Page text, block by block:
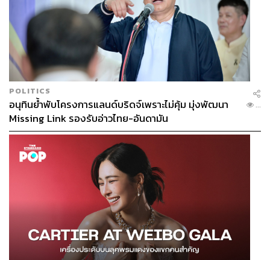
วิธีแก้:
รู้ไหมว่าในความเป็นจริงแล้ว แม้จะใส่แว่นแต่ก็
สามารถแต่งหน้าให้ดูโดดเด่นได้ เริ่มจากงานคิ้วที่ต้องสวย
เป๊ะ เขียนคิ้วให้คมชัด ใช้โทนสีอ่อนช่วงหัวคิ้วถึงกลางคิ้ว ใช้
สีเข้มวาดช่วงหางคิ้วให้คม เบลนสีให้กลมกลืนด้วยแปรงแต่ง
คิ้ว ปัดมาสคาร่าคิ้วจัดระเบียบเส้นคิ้วให้ดูดี การเลือกสีอาย
แชโดว์สำหรับสาวแว่นควรหลีกเลี่ยงโทนสีฉูดฉาด แนะนำ
อายแชโดว์โทนสีที่เข้ากับกรอบแว่นที่ใส่ เช่น ดำ น้ำตาล หรือ
เทา เป็นหลัก แม้จะใส่แว่นสีสดใส แต่อายแชโดว์ก็ควรเลือก
โทนสีธรรมชาติอยู่ดี ส่วนการเพิ่มความโดดเด่นให้ดวงตาที่
ได้ผลคือ การกรีดอายไลเนอร์และปัดมาสคาร่าให้งอนเด้งอยู่
เสมอ
POLITICS
อนุทินย้ำพับโครงการแลนด์บริดจ์เพราะไม่คุ้ม มุ่งพัฒนา
Missing Link รองรับอ่าวไทย-อันดามัน
...